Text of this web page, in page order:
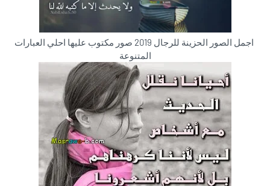
اجمل الصور الحزينة للرجال 2019 صور مكتوب عليها احلي العبارات
المتنوعة